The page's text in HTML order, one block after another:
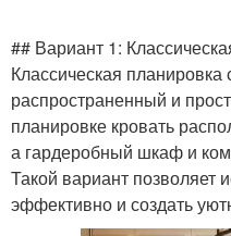
Интерьер в спальне
Модульные спальни
## Вариант 1:
Классическая
распространенный и
планировке кровать
а гардеробный шкаф и
Такой вариант позволяет
эффективно и создать